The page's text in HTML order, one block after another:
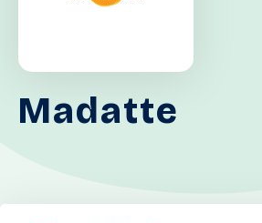
Madatte